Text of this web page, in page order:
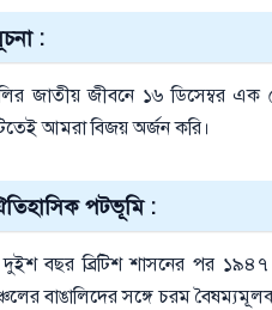
:
জাতীয় জীবনে ১৬ ডিসেম্বর
আমরা বিজয় অর্জন করি।
পটভূমি :
দুইশ বছর ব্রিটিশ শাসনের পর ১৯৪৭
বাঙালিদের সঙ্গে চরম